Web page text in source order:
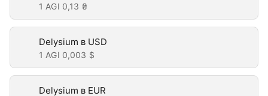
1 AGI 0,13 ₴
Delysium в USD
1 AGI 0,003 $
Delysium в EUR